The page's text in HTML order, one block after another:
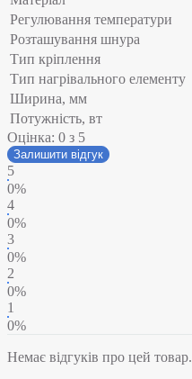
Регулювання температури
Розташування шнура
Тип кріплення
Тип нагрівального елементу
Ширина, мм
Потужність, вт
Оцінка: 0 з 5
Залишити відгук
5
0%
4
0%
3
0%
2
0%
1
0%
Немає відгуків про цей товар.